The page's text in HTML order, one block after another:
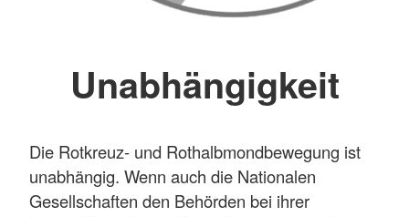
Unabhängigkeit
Die Rotkreuz- und Rothalbmondbewegung ist
unabhängig. Wenn auch die Nationalen
Gesellschaften den Behörden bei ihrer